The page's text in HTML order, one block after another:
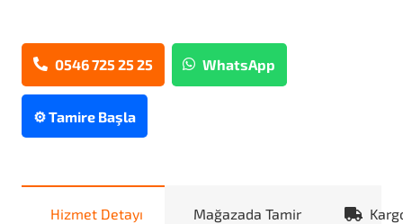
0546 725 25 25 WhatsApp
⚙️ Tamire Başla
Hizmet Detayı Mağazada Tamir